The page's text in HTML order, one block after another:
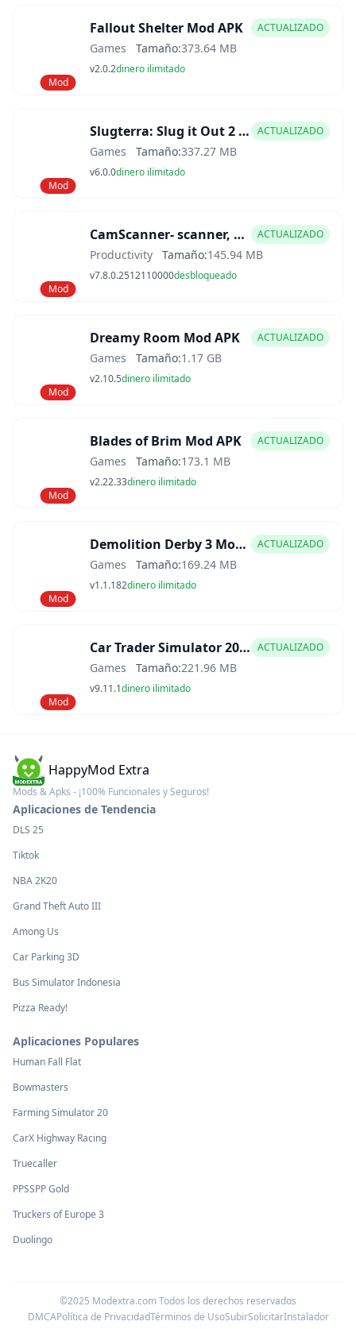
Mod
Fallout Shelter Mod APK ACTUALIZADO
Games Tamaño:373.64 MB
v2.0.2dinero ilimitado
Mod
Slugterra: Slug it Out 2 Mod APK ACTUALIZADO
Games Tamaño:337.27 MB
v6.0.0dinero ilimitado
Mod
CamScanner- scanner, PDF maker Mod APK ACTUALIZADO
Productivity Tamaño:145.94 MB
v7.8.0.2512110000desbloqueado
Mod
Dreamy Room Mod APK ACTUALIZADO
Games Tamaño:1.17 GB
v2.10.5dinero ilimitado
Mod
Blades of Brim Mod APK ACTUALIZADO
Games Tamaño:173.1 MB
v2.22.33dinero ilimitado
Mod
Demolition Derby 3 Mod APK ACTUALIZADO
Games Tamaño:169.24 MB
v1.1.182dinero ilimitado
Mod
Car Trader Simulator 2025 Mod APK ACTUALIZADO
Games Tamaño:221.96 MB
v9.11.1dinero ilimitado
HappyMod Extra
Mods & Apks - ¡100% Funcionales y Seguros!
Aplicaciones de Tendencia
DLS 25
Tiktok
NBA 2K20
Grand Theft Auto III
Among Us
Car Parking 3D
Bus Simulator Indonesia
Pizza Ready!
Aplicaciones Populares
Human Fall Flat
Bowmasters
Farming Simulator 20
CarX Highway Racing
Truecaller
PPSSPP Gold
Truckers of Europe 3
Duolingo
©2025 Modextra.com Todos los derechos reservados
DMCAPolítica de PrivacidadTérminos de UsoSubirSolicitarInstalador